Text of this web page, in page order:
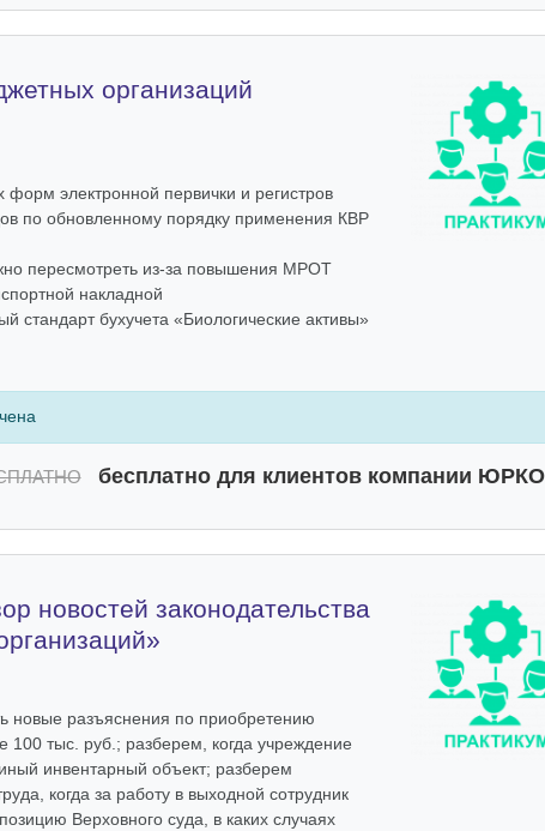
организаций
электронной первички и регистров
по обновленному порядку применения КВР
пересмотреть из-за повышения МРОТ
накладной
стандарт бухучета «Биологические активы»
бесплатно для клиентов компании
новостей законодательства
новые разъяснения по приобретению
100 тыс. руб.; разберем, когда учреждение
инвентарный объект; разберем
когда за работу в выходной сотрудник
Верховного суда, в каких случаях